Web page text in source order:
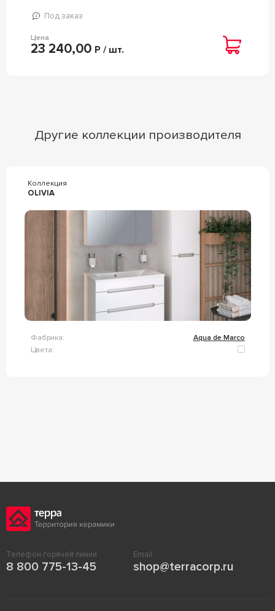
Под заказ
Цена
23 240,00 Р / шт.
Другие коллекции производителя
Коллекция
OLIVIA
Фабрика:
Aqua de Marco
Цвета:
Телефон горячей линии
8 800 775-13-45
Email
shop@terracorp.ru